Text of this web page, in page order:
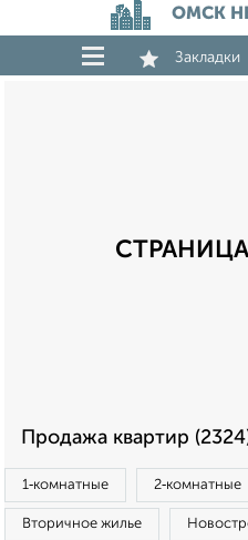
ОМСК
Закладки
Продажа квартир
1‑комнатные 2‑комнатные
Вторичное жилье